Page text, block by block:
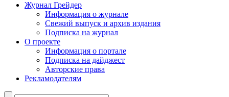
Журнал Грейдер
Информация о журнале
Свежий выпуск и архив издания
Подписка на журнал
О проекте
Информация о портале
Подписка на дайджест
Авторские права
Рекламодателям